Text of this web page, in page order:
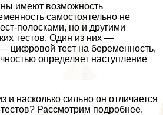
имеют возможность
самостоятельно не
полосками, но и другими
тестов. Один из них —
цифровой тест на беременность,
определяет наступление
и насколько сильно он отличается
Рассмотрим подробнее.